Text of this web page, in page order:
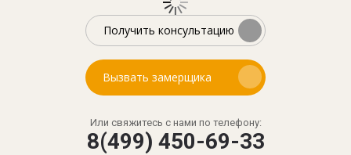
Получить консультацию
Вызвать замерщика
Или свяжитесь с нами по телефону:
8(499) 450-69-33